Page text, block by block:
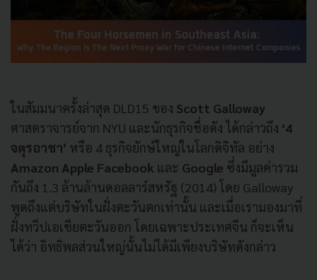
ในสัมมนาครั้งล่าสุด DLD15 ของ Scott Galloway
ศาสตราจารย์จาก NYU และนักธุรกิจชื่อดัง ได้กล่าวถึง ‘4
จตุรอาชา’ หรือ 4 ธุรกิจยักษ์ใหญ่ในโลกดิจิทัล อย่าง
Amazon Apple Facebook และ Google ซึ่งมีมูลค่ารวม
กันถึง 1.3 ล้านล้านดอลลาร์สหรัฐ (2014) โดย Galloway
พูดถึงแต่บริษัทในฝั่งตะวันตกเท่านั้น และเมื่อเรามองมาที่
ฝั่งทวีปเอเชียตะวันออก โดยเฉพาะประเทศจีน ก็จะเห็น
ได้ว่า อิทธิพลส่วนใหญ่นั้นไม่ได้มีเพียงบริษัทดังกล่าว